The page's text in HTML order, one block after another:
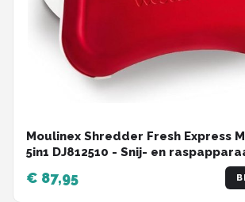
Moulinex Shredder Fresh Express
5in1 DJ812510 - Snij- en
€ 87,95